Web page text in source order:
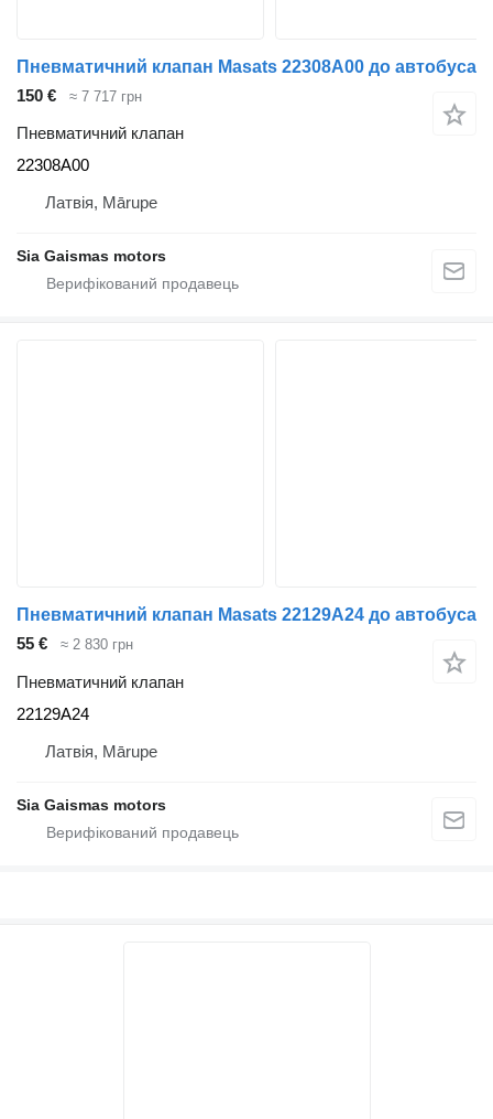
Пневматичний клапан Masats 22308A00 до автобуса
150 €
≈ 7 717 грн
Пневматичний клапан
22308A00
Латвія, Mārupe
Sia Gaismas motors
Пневматичний клапан Masats 22129A24 до автобуса
55 €
≈ 2 830 грн
Пневматичний клапан
22129A24
Латвія, Mārupe
Sia Gaismas motors